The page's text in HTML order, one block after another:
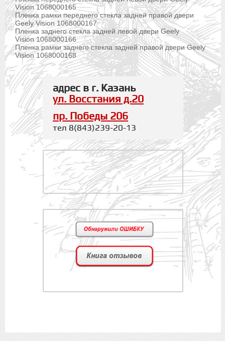
Vision 1068000165
Пленка рамки переднего стекла задней правой двери
Geely Vision 1068000167
Пленка заднего стекла задней левой двери Geely
Vision 1068000166
Пленка рамки заднего стекла задней правой двери Geely
Vision 1068000168
адрес в г. Казань
ул. Восстания д.20
пр. Победы 206
тел 8(843)239-20-13
.